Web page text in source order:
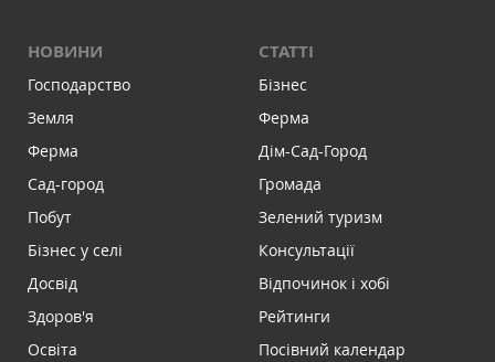
НОВИНИ
Господарство
Земля
Ферма
Сад-город
Побут
Бізнес у селі
Досвід
Здоров'я
Освіта
СТАТТІ
Бізнес
Ферма
Дім-Сад-Город
Громада
Зелений туризм
Консультації
Відпочинок і хобі
Рейтинги
Посівний календар